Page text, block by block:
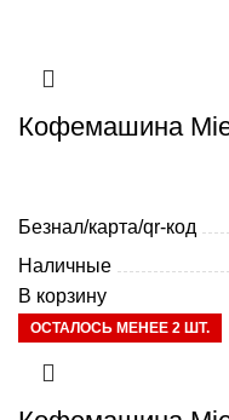
Кофемашина
Безнал/карта/qr-код
Наличные
В корзину
ОСТАЛОСЬ МЕНЕЕ 2 ШТ.